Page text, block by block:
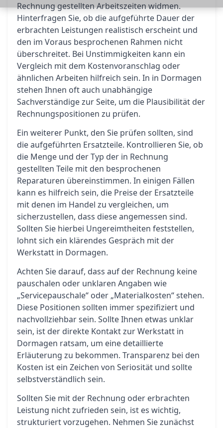
Rechnung gestellten Arbeitszeiten widmen.
Hinterfragen Sie, ob die aufgeführte Dauer der
erbrachten Leistungen realistisch erscheint und
den im Voraus besprochenen Rahmen nicht
überschreitet. Bei Unstimmigkeiten kann ein
Vergleich mit dem Kostenvoranschlag oder
ähnlichen Arbeiten hilfreich sein. In in Dormagen
stehen Ihnen oft auch unabhängige
Sachverständige zur Seite, um die Plausibilität der
Rechnungspositionen zu prüfen.
Ein weiterer Punkt, den Sie prüfen sollten, sind
die aufgeführten Ersatzteile. Kontrollieren Sie, ob
die Menge und der Typ der in Rechnung
gestellten Teile mit den besprochenen
Reparaturen übereinstimmen. In einigen Fällen
kann es hilfreich sein, die Preise der Ersatzteile
mit denen im Handel zu vergleichen, um
sicherzustellen, dass diese angemessen sind.
Sollten Sie hierbei Ungereimtheiten feststellen,
lohnt sich ein klärendes Gespräch mit der
Werkstatt in Dormagen.
Achten Sie darauf, dass auf der Rechnung keine
pauschalen oder unklaren Angaben wie
„Servicepauschale“ oder „Materialkosten“ stehen.
Diese Positionen sollten immer spezifiziert und
nachvollziehbar sein. Sollte Ihnen etwas unklar
sein, ist der direkte Kontakt zur Werkstatt in
Dormagen ratsam, um eine detaillierte
Erläuterung zu bekommen. Transparenz bei den
Kosten ist ein Zeichen von Seriosität und sollte
selbstverständlich sein.
Sollten Sie mit der Rechnung oder erbrachten
Leistung nicht zufrieden sein, ist es wichtig,
strukturiert vorzugehen. Nehmen Sie zunächst